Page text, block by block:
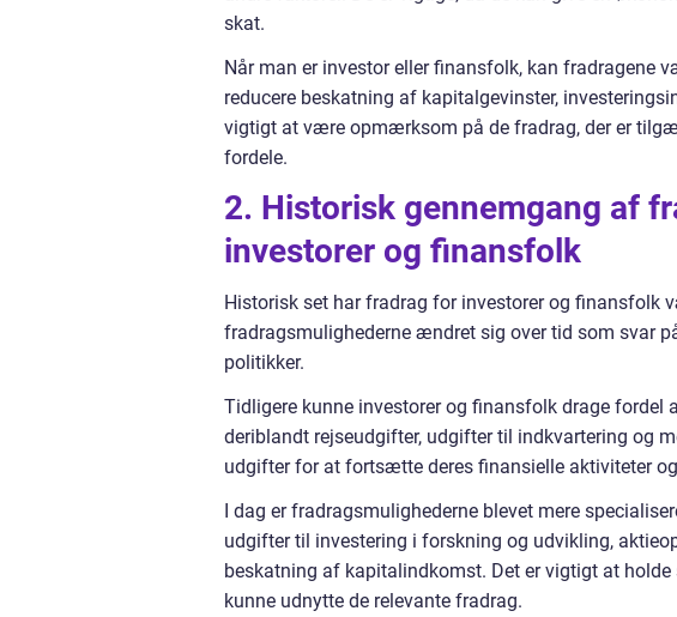
skat.
Når man er investor eller finansfolk, kan fradragene
reducere beskatning af kapitalgevinster,
vigtigt at være opmærksom på de fradrag, der er
fordele.
2. Historisk gennemgang af
investorer og finansfolk
Historisk set har fradrag for investorer og finansfolk
fradragsmulighederne ændret sig over tid som svar
politikker.
Tidligere kunne investorer og finansfolk drage
deriblandt rejseudgifter, udgifter til indkvartering og
udgifter for at fortsætte deres finansielle aktiviteter
I dag er fradragsmulighederne blevet mere
udgifter til investering i forskning og udvikling,
beskatning af kapitalindkomst. Det er vigtigt at
kunne udnytte de relevante fradrag.